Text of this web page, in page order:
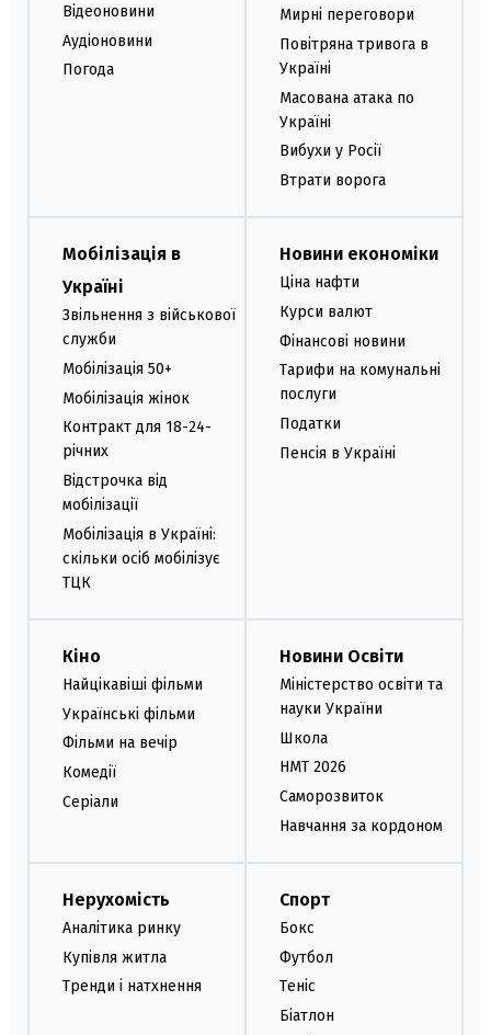
Відеоновини
Аудіоновини
Погода
Мирні переговори
Повітряна тривога в
Україні
Масована атака по
Україні
Вибухи у Росії
Втрати ворога
Мобілізація в
Україні
Звільнення з військової
служби
Мобілізація 50+
Мобілізація жінок
Контракт для 18-24-
річних
Відстрочка від
мобілізації
Мобілізація в Україні:
скільки осіб мобілізує
ТЦК
Новини економіки
Ціна нафти
Курси валют
Фінансові новини
Тарифи на комунальні
послуги
Податки
Пенсія в Україні
Кіно
Найцікавіші фільми
Українські фільми
Фільми на вечір
Комедії
Серіали
Новини Освіти
Міністерство освіти та
науки України
Школа
НМТ 2026
Саморозвиток
Навчання за кордоном
Нерухомість
Аналітика ринку
Купівля житла
Тренди і натхнення
Спорт
Бокс
Футбол
Теніс
Біатлон